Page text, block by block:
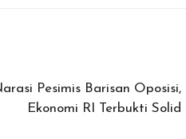
Pesimis Barisan Oposisi,
Ekonomi RI Terbukti Solid